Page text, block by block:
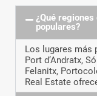
¿Qué
populares?
Los lugares más
Port d’Andratx,
Felanitx,
Real Estate